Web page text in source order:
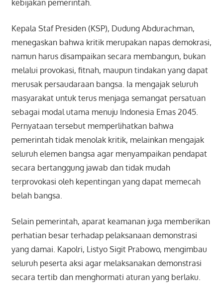
kebijakan pemerintah.
Kepala Staf Presiden (KSP), Dudung Abdurachman,
menegaskan bahwa kritik merupakan napas demokrasi,
namun harus disampaikan secara membangun, bukan
melalui provokasi, fitnah, maupun tindakan yang dapat
merusak persaudaraan bangsa. Ia mengajak seluruh
masyarakat untuk terus menjaga semangat persatuan
sebagai modal utama menuju Indonesia Emas 2045.
Pernyataan tersebut memperlihatkan bahwa
pemerintah tidak menolak kritik, melainkan mengajak
seluruh elemen bangsa agar menyampaikan pendapat
secara bertanggung jawab dan tidak mudah
terprovokasi oleh kepentingan yang dapat memecah
belah bangsa.
Selain pemerintah, aparat keamanan juga memberikan
perhatian besar terhadap pelaksanaan demonstrasi
yang damai. Kapolri, Listyo Sigit Prabowo, mengimbau
seluruh peserta aksi agar melaksanakan demonstrasi
secara tertib dan menghormati aturan yang berlaku.